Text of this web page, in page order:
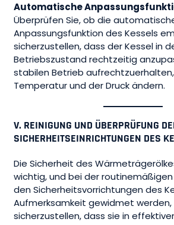
Automatische
Überprüfen Sie, ob die
Anpassungsfunktion des Kessels
sicherzustellen, dass der Kessel in
Betriebszustand rechtzeitig
stabilen Betrieb
Temperatur und der Druck ändern.
V. REINIGUNG UND ÜBERPRÜFUNG
SICHERHEITSEINRICHTUNGEN DES
Die Sicherheit des
wichtig, und bei der
den Sicherheitsvorrichtungen des
Aufmerksamkeit gewidmet werden,
sicherzustellen, dass sie in